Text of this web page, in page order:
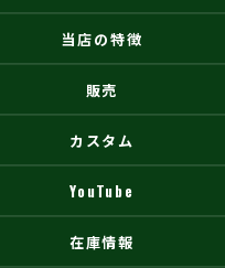
当店の特徴
販売
カスタム
YouTube
在庫情報